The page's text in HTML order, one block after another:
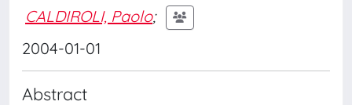
CALDIROLI, Paolo;
2004-01-01
Abstract